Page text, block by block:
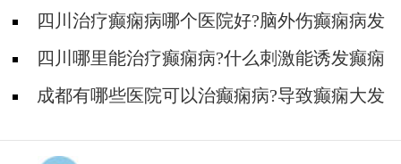
群有哪些?
四川治疗癫痫病哪个医院好?脑外伤癫痫病发
作的原因有那哪些?
四川哪里能治疗癫痫病?什么刺激能诱发癫痫
病? 成都有哪些医院可以治癫痫病?导致癫痫大发